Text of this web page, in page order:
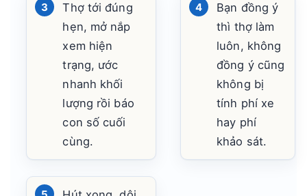
Thợ tới đúng
hẹn, mở nắp
xem hiện
trạng, ước
nhanh khối
lượng rồi báo
con số cuối
cùng.
Bạn đồng ý
thì thợ làm
luôn, không
đồng ý cũng
không bị
tính phí xe
hay phí
khảo sát.